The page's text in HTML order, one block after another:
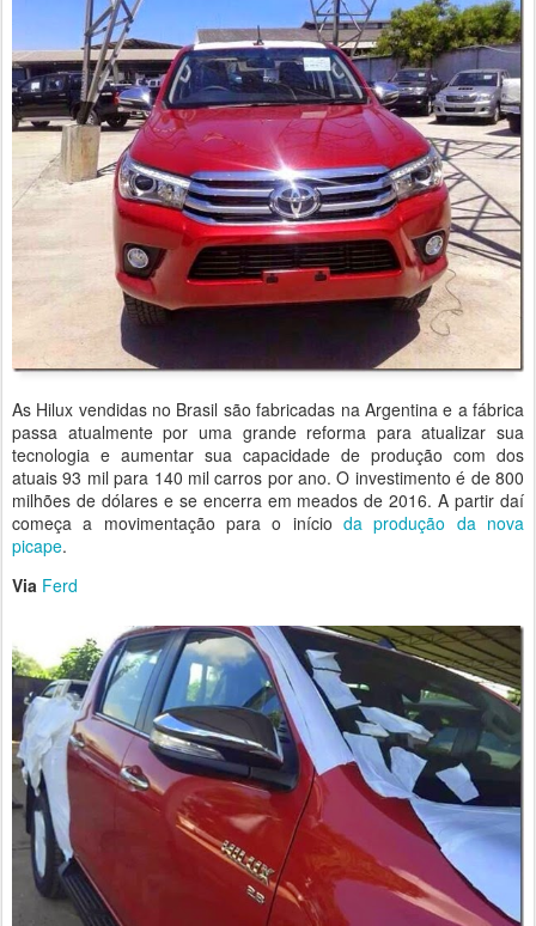
As Hilux vendidas no Brasil são fabricadas na Argentina e a fábrica
passa atualmente por uma grande reforma para atualizar sua
tecnologia e aumentar sua capacidade de produção com dos
atuais 93 mil para 140 mil carros por ano. O investimento é de 800
milhões de dólares e se encerra em meados de 2016. A partir daí
começa a movimentação para o início da produção da nova
picape.
Via Ferd